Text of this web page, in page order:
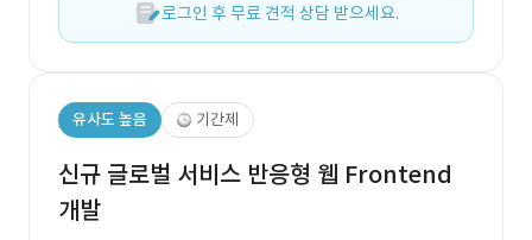
로그인 후 무료 견적 상담 받으세요.
유사도 높음 기간제
신규 글로벌 서비스 반응형 웹 Frontend
개발